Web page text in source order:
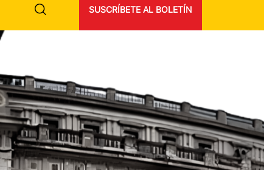
SUSCRÍBETE AL BOLETÍN